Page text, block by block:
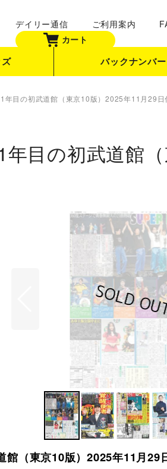
デイリー通信 ご利用案内
カート
バックナンバー
年目の初武道館（東京10版）2025年11月29日
目の初武道館
館（東京10版）2025年11月29